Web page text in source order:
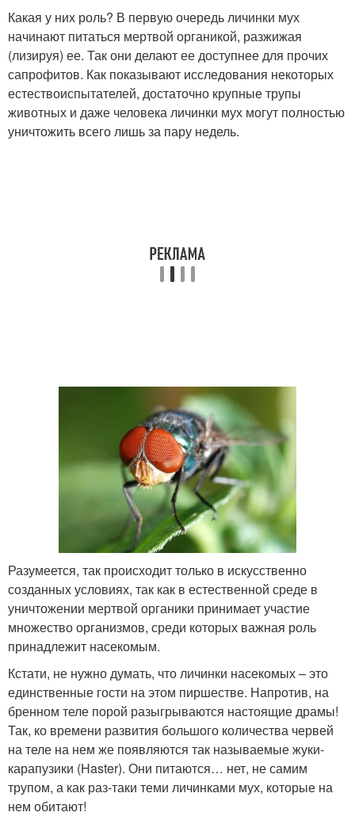
Какая у них роль? В первую очередь личинки мух
начинают питаться мертвой органикой, разжижая
(лизируя) ее. Так они делают ее доступнее для прочих
сапрофитов. Как показывают исследования некоторых
естествоиспытателей, достаточно крупные трупы
животных и даже человека личинки мух могут полностью
уничтожить всего лишь за пару недель.
Разумеется, так происходит только в искусственно
созданных условиях, так как в естественной среде в
уничтожении мертвой органики принимает участие
множество организмов, среди которых важная роль
принадлежит насекомым.
Кстати, не нужно думать, что личинки насекомых – это
единственные гости на этом пиршестве. Напротив, на
бренном теле порой разыгрываются настоящие драмы!
Так, ко времени развития большого количества червей
на теле на нем же появляются так называемые жуки-
карапузики (Haster). Они питаются… нет, не самим
трупом, а как раз-таки теми личинками мух, которые на
нем обитают!